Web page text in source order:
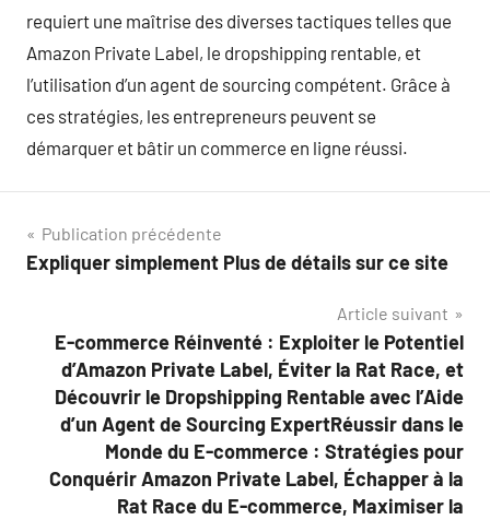
requiert une maîtrise des diverses tactiques telles que
Amazon Private Label, le dropshipping rentable, et
l’utilisation d’un agent de sourcing compétent. Grâce à
ces stratégies, les entrepreneurs peuvent se
démarquer et bâtir un commerce en ligne réussi.
Navigation
de
Publication précédente
Expliquer simplement Plus de détails sur ce site
Article suivant
E-commerce Réinventé : Exploiter le Potentiel
d’Amazon Private Label, Éviter la Rat Race, et
Découvrir le Dropshipping Rentable avec l’Aide
d’un Agent de Sourcing ExpertRéussir dans le
Monde du E-commerce : Stratégies pour
Conquérir Amazon Private Label, Échapper à la
Rat Race du E-commerce, Maximiser la